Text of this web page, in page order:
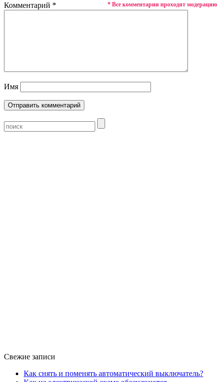
* Все комментарии проходят модерацию
Комментарий *
Имя
Свежие записи
Как снять и поменять автоматический выключатель?